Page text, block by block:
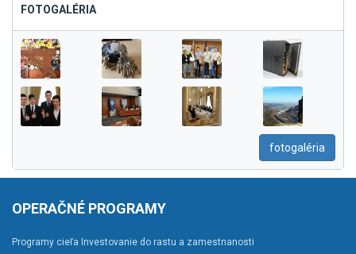
FOTOGALÉRIA
fotogaléria
OPERAČNÉ PROGRAMY
Programy cieľa Investovanie do rastu a zamestnanosti